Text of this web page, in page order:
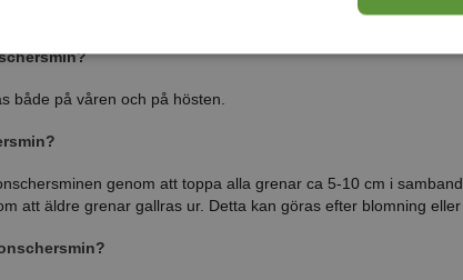
både på våren och på hösten.
genom att toppa alla grenar ca 5-10 cm i
att äldre grenar gallras ur. Detta kan göras efter blomning